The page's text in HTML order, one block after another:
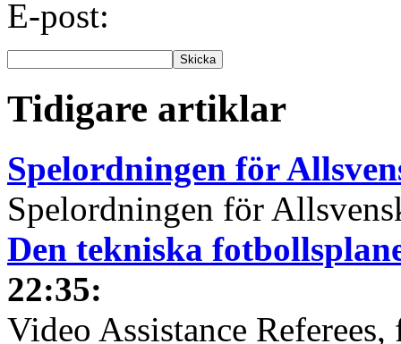
E-post:
Tidigare artiklar
Spelordningen för
Spelordningen för
Den tekniska
22:35:
Video Assistance